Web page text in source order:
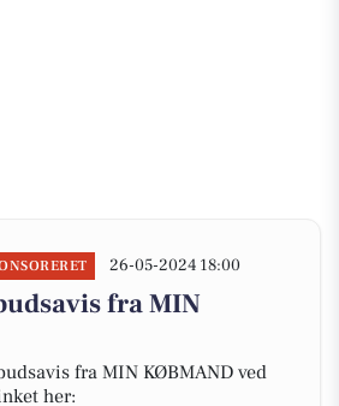
26-05-2024 18:00
fra MIN
fra MIN KØBMAND ved
her: